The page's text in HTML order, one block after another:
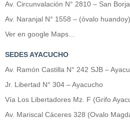
Av. Circunvalación N° 2810 – San
Av. Naranjal N° 1558 – (óvalo
Ver en google Maps…
SEDES AYACUCHO
Av. Ramón Castilla N° 242 SJB –
Jr. Libertad N° 304 – Ayacucho
Vía Los Libertadores Mz. F (Grifo
Av. Mariscal Cáceres 328 (Ovalo